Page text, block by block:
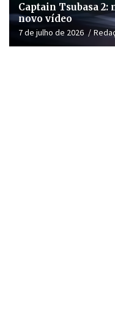
Captain Tsubasa 2:
novo vídeo
7 de julho de 2026